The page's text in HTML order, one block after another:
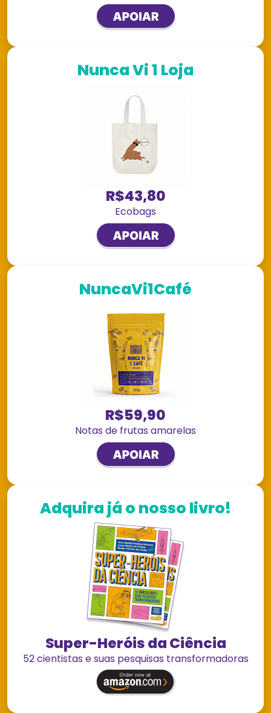
Nunca Vi 1 Loja
R$43,80
Ecobags
NuncaVi1Café
R$59,90
Notas de frutas amarelas
Adquira já o nosso livro!
Super-Heróis da Ciência
52 cientistas e suas pesquisas transformadoras